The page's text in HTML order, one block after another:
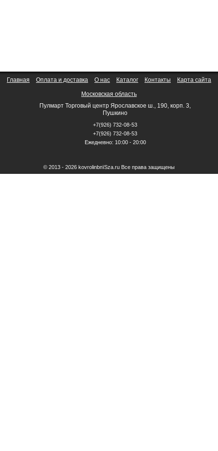
Главная Оплата и доставка О нас Каталог Контакты Карта сайта
Московская область
Пулмарт Торговый центр Ярославское ш., 190, корп. 3,
Пушкино
+7(926) 732-08-53
+7(926) 732-08-53
Ежедневно: 10:00 - 20:00
© 2013 - 2026 kovrolinbпїЅza.ru Все права защищены